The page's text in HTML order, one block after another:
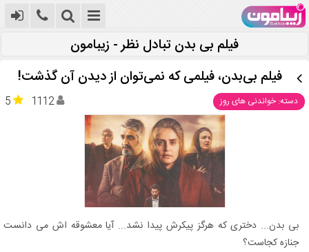
فیلم بی بدن تبادل نظر - زیبامون
فیلم بی‌بدن، فیلمی که نمی‌توان از دیدن آن گذشت!
دسته: خواندنی های روز 5 1112
بی بدن... دختری که هرگز پیکرش پیدا نشد... آیا معشوقه اش می دانست
جنازه کجاست؟